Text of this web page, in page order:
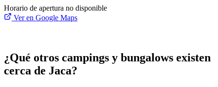
Horario de apertura no disponible
Ver en Google Maps
¿Qué otros campings y bungalows existen
cerca de Jaca?